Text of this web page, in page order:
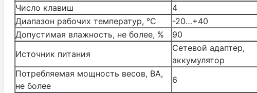
Число клавиш
4
Диапазон рабочих температур, °С
-20…+40
Допустимая влажность, не более, %
90
Источник питания
Cетевой адаптер,
аккумулятор
Потребляемая мощность весов, ВА,
не более
6